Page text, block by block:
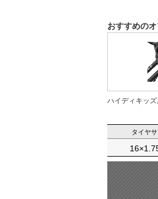
おすすめの
ハイディキッ
タイヤ